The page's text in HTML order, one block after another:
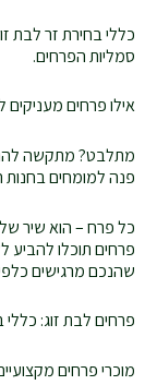
כללי בחירת זר לבת
סמליות הפרחים.
אילו פרחים מעניקים
מתלבט? מתקשה
פנה למומחים בחנות
כל פרח – הוא שיר
פרחים תוכלו
שהנכם מרגישים
פרחים לבת זוג:
מוכרי פרחים